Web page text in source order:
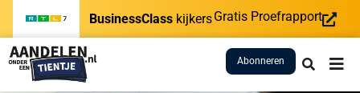
BusinessClass kijkersGratis Proefrapport
Abonneren